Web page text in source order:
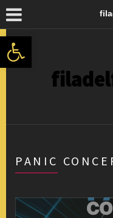
Ανοίξτε τη γραμμή εργαλείων
PANIC